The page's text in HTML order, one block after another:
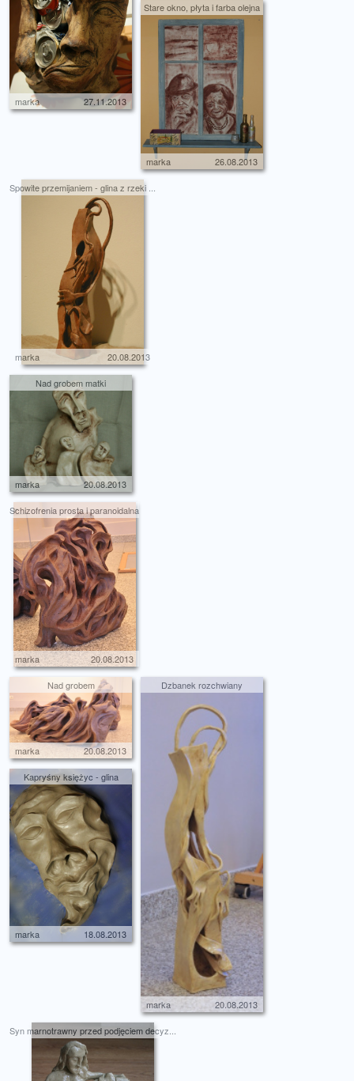
marka 27.11.2013
Stare okno, płyta i farba olejna
marka 26.08.2013
Spowite przemijaniem - glina z rzeki ...
marka 20.08.2013
Nad grobem matki
marka 20.08.2013
Schizofrenia prosta i paranoidalna
marka 20.08.2013
Nad grobem
marka 20.08.2013
Dzbanek rozchwiany
marka 20.08.2013
Kapryśny księżyc - glina
marka 18.08.2013
Syn marnotrawny przed podjęciem decyz...